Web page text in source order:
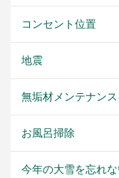
コンセント位置
地震
無垢材メンテナンス
お風呂掃除
今年の大雪を忘れ